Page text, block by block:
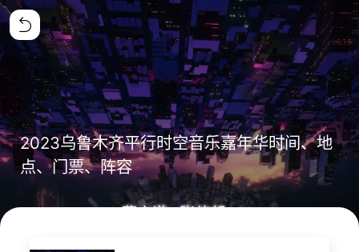
2023乌鲁木齐平行时空音乐嘉年华时间、地
点、门票、阵容